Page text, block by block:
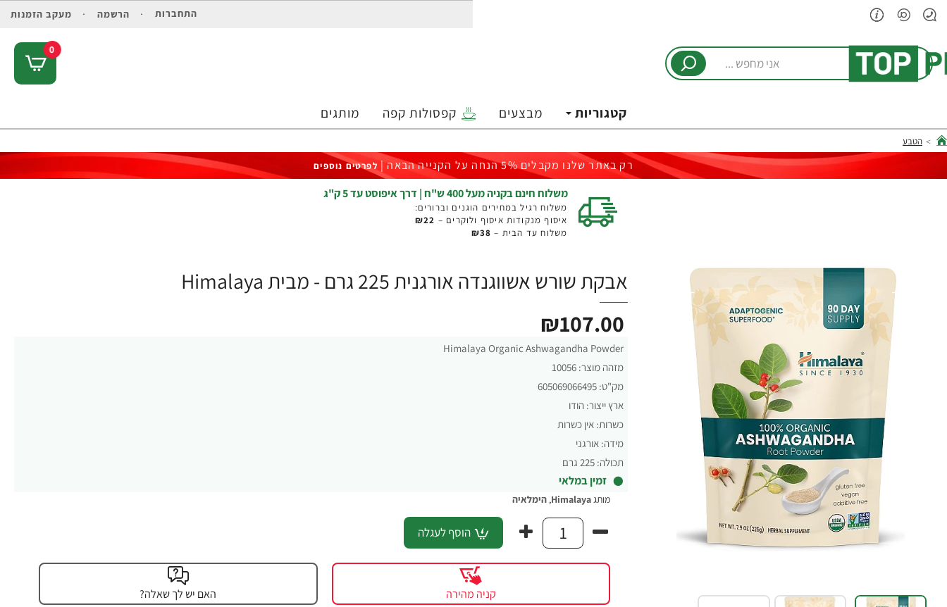
התחברות הרשמה מעקב הזמנות
מחפש
0
קטגוריות מבצעים קפסולות קפה מותגים
home
הטבע
רק באתר שלנו מקבלים 5% הנחה על הקנייה הבאה | לפרטים נוספים
משלוח חינם בקניה מעל 400 ש"ח | דרך איפוסט עד 5 ק"ג
משלוח רגיל במחירים הוגנים וברורים:
איסוף מנקודות איסוף ולוקרים – ₪22
משלוח עד הבית – ₪38
אבקת שורש אשווגנדה אורגנית 225 גרם - מבית Himalaya
Himalaya Organic Ashwagandha Powder
מזהה מוצר: 10056
מק"ט: 605069066495
ארץ ייצור: הודו
כשרות: אין כשרות
מידה: אורגני
תכולה: 225 גרם
זמין במלאי
₪107.00
מותגHimalaya
, הימלאיה
הוסף לעגלה
קניה מהירה האם יש לך שאלה?